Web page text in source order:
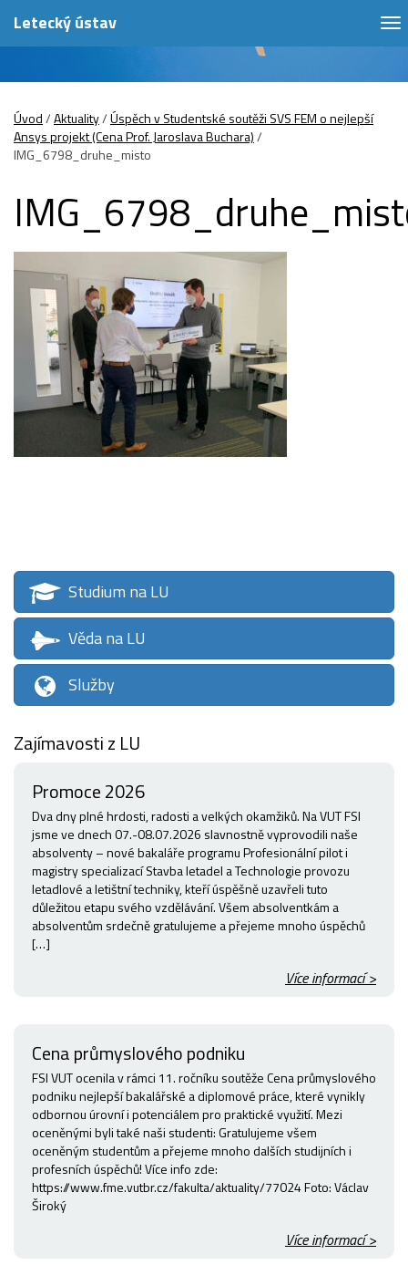
Letecký ústav
Úvod/Aktuality/Úspěch v Studentské soutěži SVS FEM o nejlepší
Ansys projekt (Cena Prof. Jaroslava Buchara)/
IMG_6798_druhe_misto
Studium na LU
Věda na LU
Služby
Zajímavosti z LU
Promoce 2026
Dva dny plné hrdosti, radosti a velkých okamžiků. Na VUT FSI
jsme ve dnech 07.-08.07.2026 slavnostně vyprovodili naše
absolventy – nové bakaláře programu Profesionální pilot i
magistry specializací Stavba letadel a Technologie provozu
letadlové a letištní techniky, kteří úspěšně uzavřeli tuto
důležitou etapu svého vzdělávání. Všem absolventkám a
absolventům srdečně gratulujeme a přejeme mnoho úspěchů
[…]
Více informací >
Cena průmyslového podniku
FSI VUT ocenila v rámci 11. ročníku soutěže Cena průmyslového
podniku nejlepší bakalářské a diplomové práce, které vynikly
odbornou úrovní i potenciálem pro praktické využití. Mezi
oceněnými byli také naši studenti: Gratulujeme všem
oceněným studentům a přejeme mnoho dalších studijních i
profesních úspěchů! Více info zde:
https://www.fme.vutbr.cz/fakulta/aktuality/77024 Foto: Václav
Široký
Více informací >